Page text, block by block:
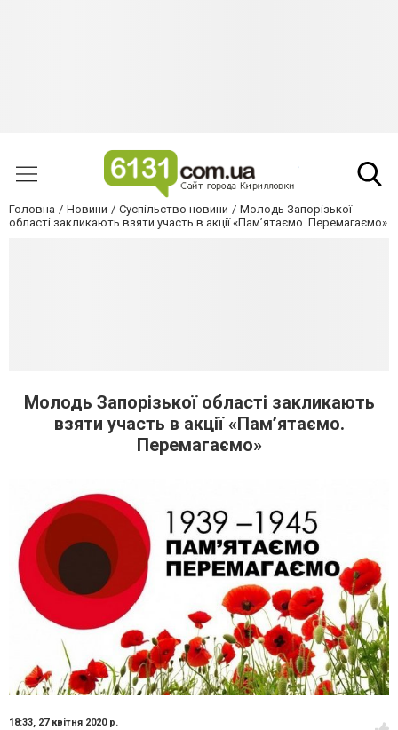
Головна Новини Суспільство новини
Молодь Запорізької
області закликають взяти участь в акції «Пам’ятаємо. Перемагаємо»
Молодь Запорізької області закликають
взяти участь в акції «Пам’ятаємо.
Перемагаємо»
18:33, 27 квітня 2020 р.